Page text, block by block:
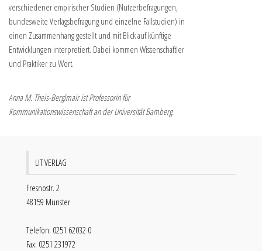
verschiedener empirischer Studien (Nutzerbefragungen,
bundesweite Verlagsbefragung und einzelne Fallstudien) in
einen Zusammenhang gestellt und mit Blick auf künftige
Entwicklungen interpretiert. Dabei kommen Wissenschaftler
und Praktiker zu Wort.
Anna M. Theis-Berglmair ist Professorin für
Kommunikationswissenschaft an der Universität Bamberg.
LIT VERLAG
Fresnostr. 2
48159 Münster
Telefon: 0251 62032 0
Fax: 0251 231972